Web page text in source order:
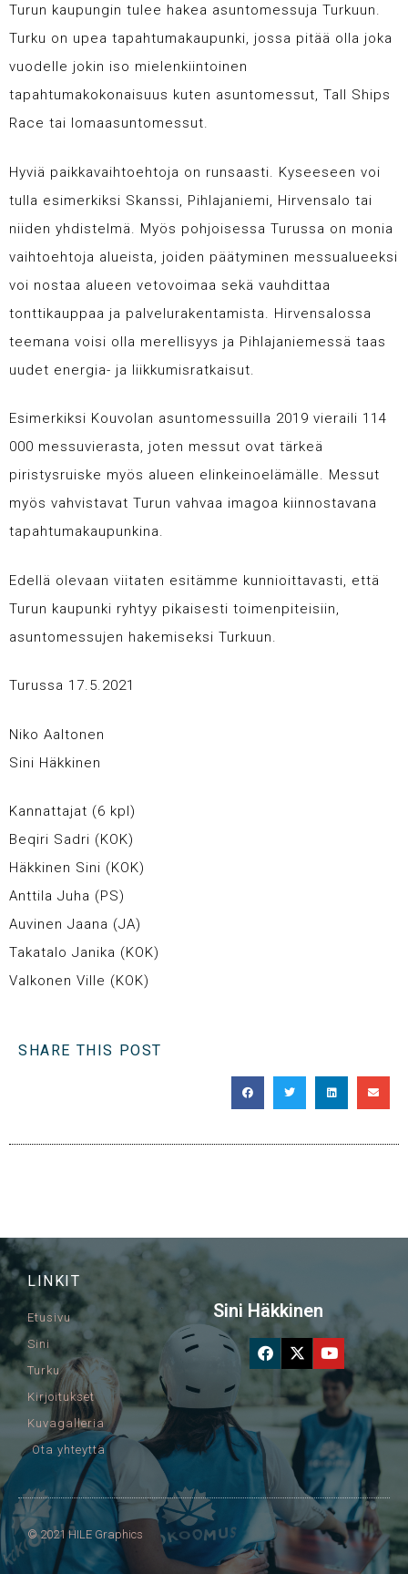
Turun kaupungin tulee hakea asuntomessuja Turkuun.
Turku on upea tapahtumakaupunki, jossa pitää olla joka
vuodelle jokin iso mielenkiintoinen
tapahtumakokonaisuus kuten asuntomessut, Tall Ships
Race tai lomaasuntomessut.
Hyviä paikkavaihtoehtoja on runsaasti. Kyseeseen voi
tulla esimerkiksi Skanssi, Pihlajaniemi, Hirvensalo tai
niiden yhdistelmä. Myös pohjoisessa Turussa on monia
vaihtoehtoja alueista, joiden päätyminen messualueeksi
voi nostaa alueen vetovoimaa sekä vauhdittaa
tonttikauppaa ja palvelurakentamista. Hirvensalossa
teemana voisi olla merellisyys ja Pihlajaniemessä taas
uudet energia- ja liikkumisratkaisut.
Esimerkiksi Kouvolan asuntomessuilla 2019 vieraili 114
000 messuvierasta, joten messut ovat tärkeä
piristysruiske myös alueen elinkeinoelämälle. Messut
myös vahvistavat Turun vahvaa imagoa kiinnostavana
tapahtumakaupunkina.
Edellä olevaan viitaten esitämme kunnioittavasti, että
Turun kaupunki ryhtyy pikaisesti toimenpiteisiin,
asuntomessujen hakemiseksi Turkuun.
Turussa 17.5.2021
Niko Aaltonen
Sini Häkkinen
Kannattajat (6 kpl)
Beqiri Sadri (KOK)
Häkkinen Sini (KOK)
Anttila Juha (PS)
Auvinen Jaana (JA)
Takatalo Janika (KOK)
Valkonen Ville (KOK)
SHARE THIS POST
LINKIT
Etusivu
Sini
Turku
Kirjoitukset
Kuvagalleria
Ota yhteyttä
Sini Häkkinen
© 2021 HILE Graphics